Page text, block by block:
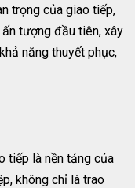
trọng của giao tiếp,
tượng đầu tiên, xây
năng thuyết phục,
tiếp là nền tảng của
không chỉ là trao